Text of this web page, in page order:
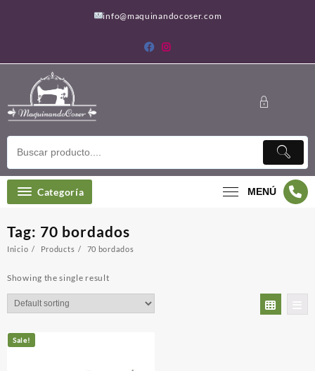
info@maquinandocoser.com
Categoría MENÚ
Tag: 70 bordados
Inicio Products 70 bordados
Showing the single result
Sale!